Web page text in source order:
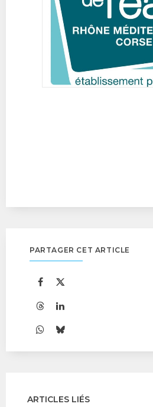
PARTAGER CET ARTICLE
ARTICLES LIÉS